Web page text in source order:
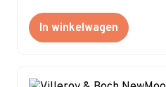
In winkelwagen